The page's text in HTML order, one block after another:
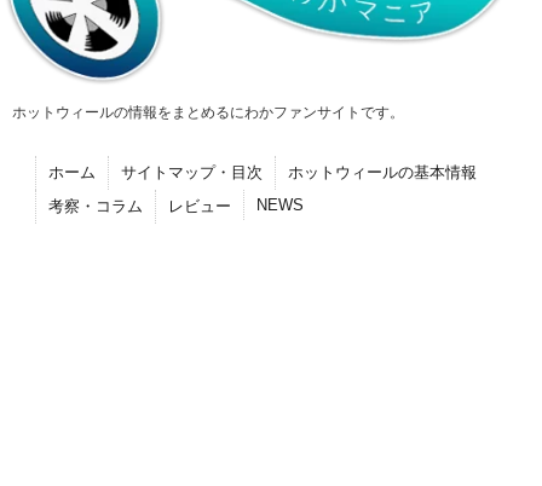
ホットウィールの情報をまとめるにわかファンサイトです。
ホーム サイトマップ・目次
ホットウィールの基本情報
考察・コラム
レビュー NEWS